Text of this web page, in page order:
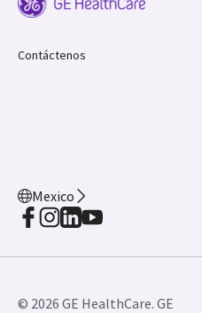
Contáctenos
Mexico
© 2026 GE HealthCare. GE